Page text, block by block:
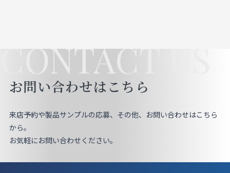
CONTACT US
お問い合わせはこちら
来店予約や製品サンプルの応募、その他、お問い合わせはこちら
から。
お気軽にお問い合わせください。